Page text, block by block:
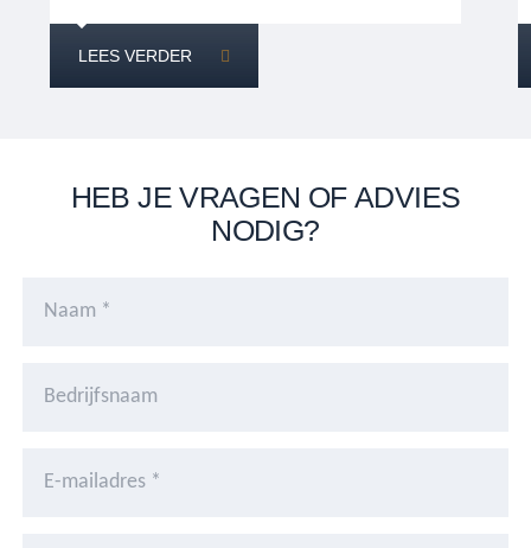
LEES VERDER
HEB JE VRAGEN OF ADVIES
NODIG?